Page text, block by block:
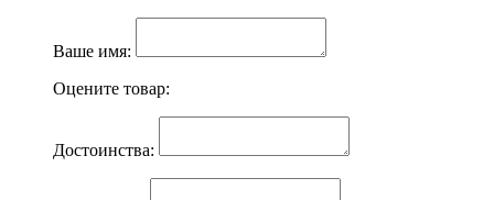
Ваше имя:
Оцените товар:
Достоинства: